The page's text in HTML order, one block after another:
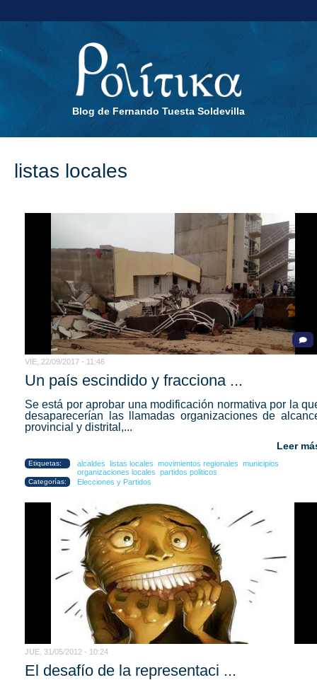
Blog de Fernando Tuesta Soldevilla
listas locales
VIE, 22/09/2017 - 11:46
Un país escindido y fracciona ...
Se está por aprobar una modificación normativa por la
desaparecerían las llamadas organizaciones de
provincial y distrital,...
Leer
Etiquetas: alcaldes listas locales movimientos regionales municipios
organizaciones locales partidos politicos
Categorías: Elecciones y Partidos
JUE, 31/05/2012 - 10:24
El desafío de la representaci ...